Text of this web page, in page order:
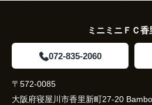
ミニミニＦＣ香
072-835-2060
〒572-0085
大阪府寝屋川市香里新町27-20